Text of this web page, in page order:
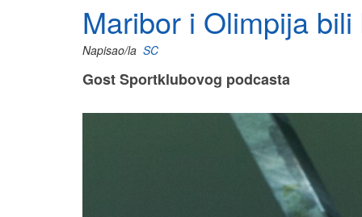
Maribor i Olimpija
Napisao/la SC
Gost Sportklubovog podcasta